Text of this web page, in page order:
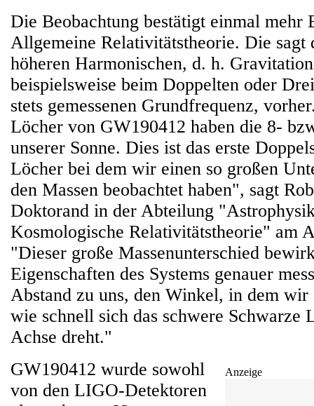
Die Beobachtung bestätigt einmal mehr
Allgemeine Relativitätstheorie. Die sagt
höheren Harmonischen, d. h.
beispielsweise beim Doppelten oder
stets gemessenen Grundfrequenz,
Löcher von GW190412 haben die 8-
unserer Sonne. Dies ist das erste
Löcher bei dem wir einen so großen
den Massen beobachtet haben", sagt
Doktorand in der Abteilung
Kosmologische Relativitätstheorie" am
"Dieser große Massenunterschied
Eigenschaften des Systems genauer
Abstand zu uns, den Winkel, in dem wir
wie schnell sich das schwere Schwarze
Achse dreht."
Anzeige
GW190412 wurde sowohl
von den LIGO-Detektoren